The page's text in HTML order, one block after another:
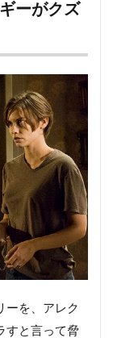
ーがクズ
ーを、アレク
すと言って脅